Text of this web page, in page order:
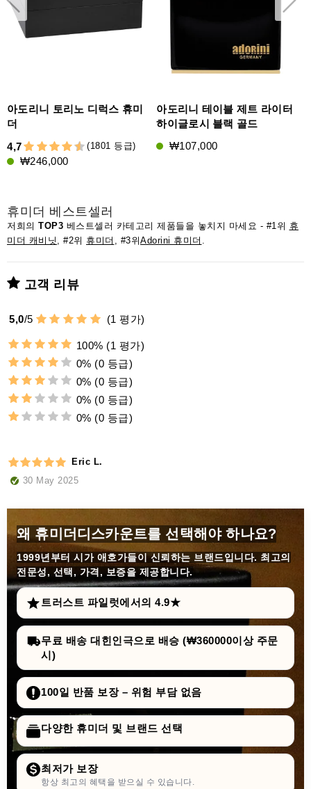
아도리니 토리노 디럭스 휴미
더
4,7
(1801 등급)
₩246,000
아도리니 테이블 제트 라이터
하이글로시 블랙 골드
₩107,000
휴미더 베스트셀러
저희의 TOP3 베스트셀러 카테고리 제품들을 놓치지 마세요 - #1위 휴
미더 캐비닛 , #2위 휴미더 , #3위Adorini 휴미더 .
고객 리뷰
5,0/5 (1 평가)
100% (1 평가)
0% (0 등급)
0% (0 등급)
0% (0 등급)
0% (0 등급)
Eric L.
30 May 2025
왜 휴미더디스카운트를 선택해야 하나요?
1999년부터 시가 애호가들이 신뢰하는 브랜드입니다. 최고의
전문성, 선택, 가격, 보증을 제공합니다.
트러스트 파일럿에서의 4.9★
무료 배송 대힌인극으로 배승 (₩360000이상 주문
시)
100일 반품 보장 – 위험 부담 없음
다양한 휴미더 및 브랜드 선택
최저가 보장
항상 최고의 혜택을 받으실 수 있습니다.